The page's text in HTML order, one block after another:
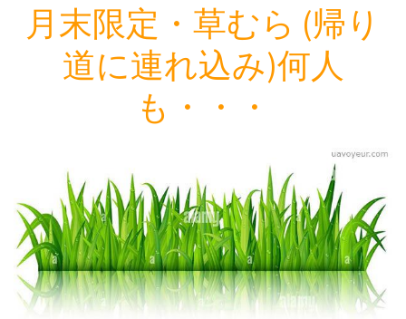
月末限定・草むら (帰り
道に連れ込み)何人
も・・・